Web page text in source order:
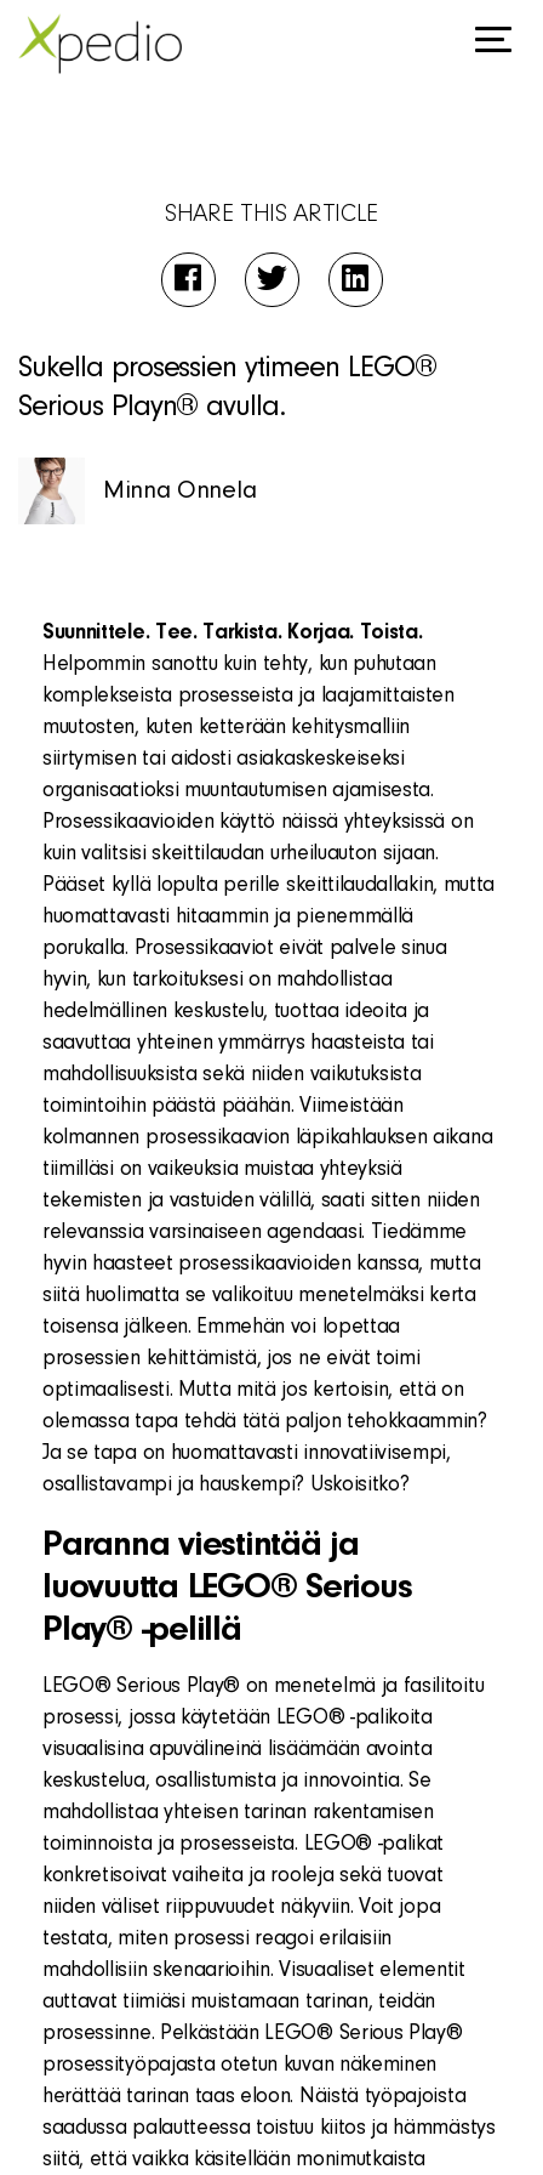
SHARE THIS ARTICLE
Sukella prosessien ytimeen LEGO®
Serious Playn® avulla.
Minna Onnela
Suunnittele. Tee. Tarkista. Korjaa. Toista.
Helpommin sanottu kuin tehty, kun puhutaan
komplekseista prosesseista ja laajamittaisten
muutosten, kuten ketterään kehitysmalliin
siirtymisen tai aidosti asiakaskeskeiseksi
organisaatioksi muuntautumisen ajamisesta.
Prosessikaavioiden käyttö näissä yhteyksissä on
kuin valitsisi skeittilaudan urheiluauton sijaan.
Pääset kyllä lopulta perille skeittilaudallakin, mutta
huomattavasti hitaammin ja pienemmällä
porukalla. Prosessikaaviot eivät palvele sinua
hyvin, kun tarkoituksesi on mahdollistaa
hedelmällinen keskustelu, tuottaa ideoita ja
saavuttaa yhteinen ymmärrys haasteista tai
mahdollisuuksista sekä niiden vaikutuksista
toimintoihin päästä päähän. Viimeistään
kolmannen prosessikaavion läpikahlauksen aikana
tiimilläsi on vaikeuksia muistaa yhteyksiä
tekemisten ja vastuiden välillä, saati sitten niiden
relevanssia varsinaiseen agendaasi. Tiedämme
hyvin haasteet prosessikaavioiden kanssa, mutta
siitä huolimatta se valikoituu menetelmäksi kerta
toisensa jälkeen. Emmehän voi lopettaa
prosessien kehittämistä, jos ne eivät toimi
optimaalisesti. Mutta mitä jos kertoisin, että on
olemassa tapa tehdä tätä paljon tehokkaammin?
Ja se tapa on huomattavasti innovatiivisempi,
osallistavampi ja hauskempi? Uskoisitko?
Paranna viestintää ja
luovuutta LEGO® Serious
Play® -pelillä
LEGO® Serious Play® on menetelmä ja fasilitoitu
prosessi, jossa käytetään LEGO® -palikoita
visuaalisina apuvälineinä lisäämään avointa
keskustelua, osallistumista ja innovointia. Se
mahdollistaa yhteisen tarinan rakentamisen
toiminnoista ja prosesseista. LEGO® -palikat
konkretisoivat vaiheita ja rooleja sekä tuovat
niiden väliset riippuvuudet näkyviin. Voit jopa
testata, miten prosessi reagoi erilaisiin
mahdollisiin skenaarioihin. Visuaaliset elementit
auttavat tiimiäsi muistamaan tarinan, teidän
prosessinne. Pelkästään LEGO® Serious Play®
prosessityöpajasta otetun kuvan näkeminen
herättää tarinan taas eloon. Näistä työpajoista
saadussa palautteessa toistuu kiitos ja hämmästys
siitä, että vaikka käsitellään monimutkaista